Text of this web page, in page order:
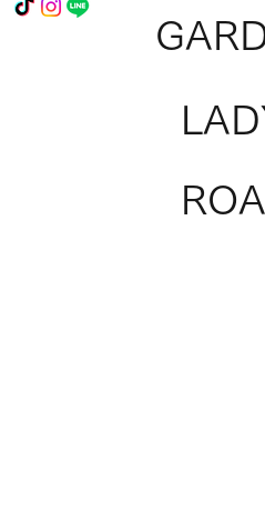
フベンチャーズ』参